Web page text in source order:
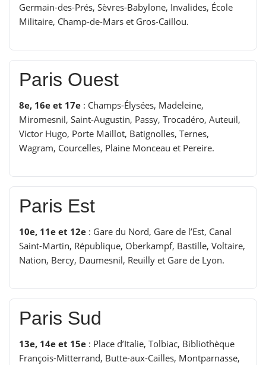
Germain-des-Prés, Sèvres-Babylone, Invalides, École
Militaire, Champ-de-Mars et Gros-Caillou.
Paris Ouest
8e, 16e et 17e : Champs-Élysées, Madeleine,
Miromesnil, Saint-Augustin, Passy, Trocadéro, Auteuil,
Victor Hugo, Porte Maillot, Batignolles, Ternes,
Wagram, Courcelles, Plaine Monceau et Pereire.
Paris Est
10e, 11e et 12e : Gare du Nord, Gare de l’Est, Canal
Saint-Martin, République, Oberkampf, Bastille, Voltaire,
Nation, Bercy, Daumesnil, Reuilly et Gare de Lyon.
Paris Sud
13e, 14e et 15e : Place d’Italie, Tolbiac, Bibliothèque
François-Mitterrand, Butte-aux-Cailles, Montparnasse,